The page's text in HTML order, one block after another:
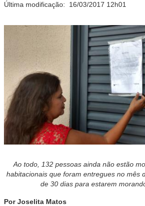
Última modificação: 16/03/2017 12h01
Ao todo, 132 pessoas ainda não estão
habitacionais que foram entregues no mês
de 30 dias para estarem
Por Joselita Matos